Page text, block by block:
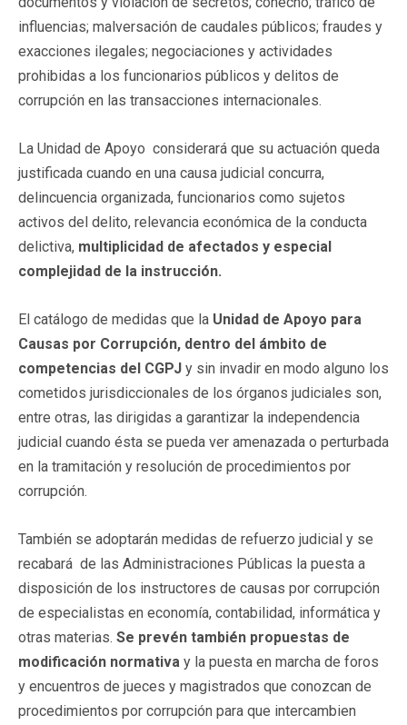
influencias; malversación de caudales públicos; fraudes y
exacciones ilegales; negociaciones y actividades
prohibidas a los funcionarios públicos y delitos de
corrupción en las transacciones internacionales.
La Unidad de Apoyo considerará que su actuación queda
justificada cuando en una causa judicial concurra,
delincuencia organizada, funcionarios como sujetos
activos del delito, relevancia económica de la conducta
delictiva, multiplicidad de afectados y especial
complejidad de la instrucción.
El catálogo de medidas que la Unidad de Apoyo para
Causas por Corrupción, dentro del ámbito de
competencias del CGPJ y sin invadir en modo alguno los
cometidos jurisdiccionales de los órganos judiciales son,
entre otras, las dirigidas a garantizar la independencia
judicial cuando ésta se pueda ver amenazada o perturbada
en la tramitación y resolución de procedimientos por
corrupción.
También se adoptarán medidas de refuerzo judicial y se
recabará de las Administraciones Públicas la puesta a
disposición de los instructores de causas por corrupción
de especialistas en economía, contabilidad, informática y
otras materias. Se prevén también propuestas de
modificación normativa y la puesta en marcha de foros
y encuentros de jueces y magistrados que conozcan de
procedimientos por corrupción para que intercambien